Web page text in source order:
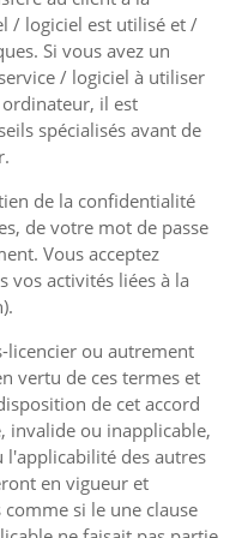
/ logiciel est utilisé et /
Si vous avez un
/ logiciel à utiliser
il est
spécialisés avant de
de la confidentialité
de votre mot de passe
Vous acceptez
vos activités liées à la
licencier ou autrement
vertu de ces termes et
de cet accord
invalide ou inapplicable,
l'applicabilité des autres
en vigueur et
si le une clause